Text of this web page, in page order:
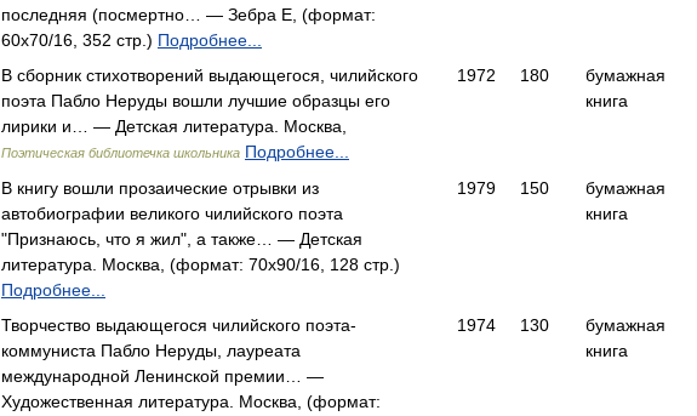
последняя (посмертно… — Зебра Е, (формат:
60x70/16, 352 стр.) Подробнее...
В сборник стихотворений выдающегося, чилийского
поэта Пабло Неруды вошли лучшие образцы его
лирики и… — Детская литература. Москва,
Поэтическая библиотечка школьника Подробнее...
1972 180
бумажная
книга
В книгу вошли прозаические отрывки из
автобиографии великого чилийского поэта
"Признаюсь, что я жил", а также… — Детская
литература. Москва, (формат: 70x90/16, 128 стр.)
Подробнее...
1979 150
бумажная
книга
Творчество выдающегося чилийского поэта-
коммуниста Пабло Неруды, лауреата
международной Ленинской премии… —
Художественная литература. Москва, (формат:
1974 130
бумажная
книга